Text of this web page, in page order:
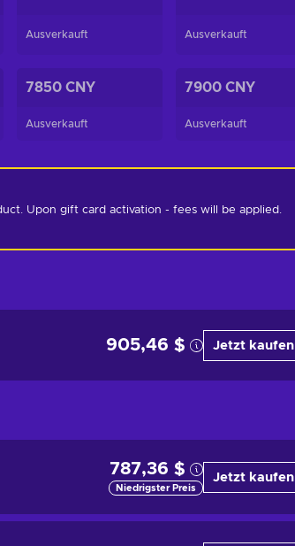
Ausverkauft Ausverkauft
7850 CNY
Ausverkauft
7900 CNY
Ausverkauft
Upon gift card activation - fees will be applied.
905,46 $ Jetzt kaufen
787,36 $
Niedrigster Preis
Jetzt kaufen